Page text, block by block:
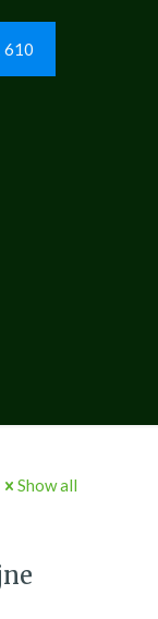
610
Show all